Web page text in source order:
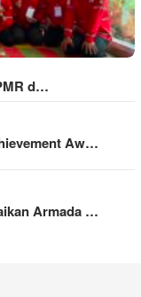
d…
Aw…
Armada …